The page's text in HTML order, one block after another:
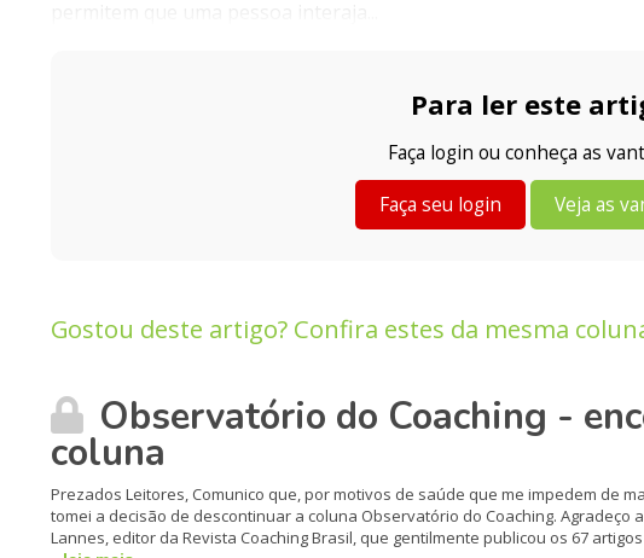
Para ler este
Faça login ou conheça as
Faça seu login Veja as
Gostou deste artigo? Confira estes da mesma
Observatório do Coaching -
coluna
Prezados Leitores, Comunico que, por motivos de saúde que me impedem de
tomei a decisão de descontinuar a coluna Observatório do Coaching. Agradeço
Lannes, editor da Revista Coaching Brasil, que gentilmente publicou os 67